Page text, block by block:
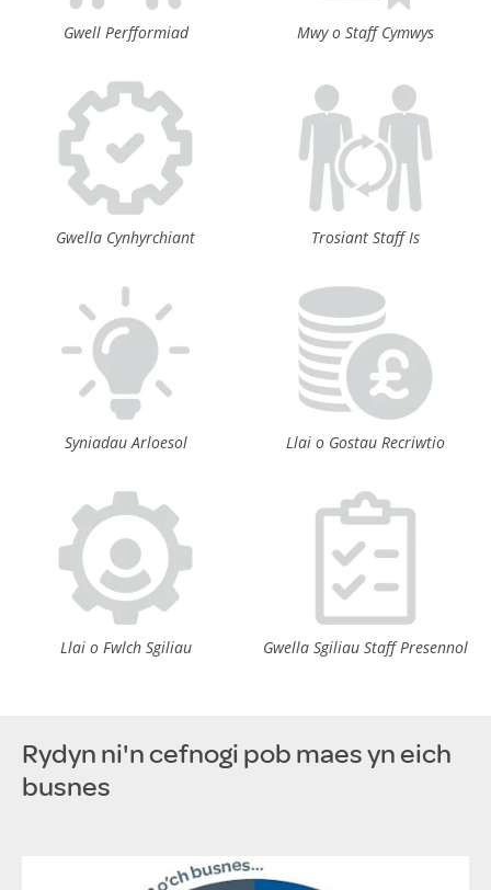
Gwell Perfformiad Mwy o Staff Cymwys
Gwella Cynhyrchiant Trosiant Staff Is
Syniadau Arloesol Llai o Gostau Recriwtio
Llai o Fwlch Sgiliau Gwella Sgiliau Staff Presennol
Rydyn ni'n cefnogi pob maes yn eich
busnes